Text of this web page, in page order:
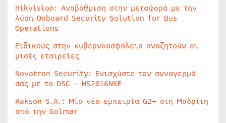
Hikvision: Αναβάθμιση στην μεταφορά με την
λύση Onboard Security Solution for Bus
Operations
Ειδικούς στην κυβερνοασφάλεια αναζητούν οι
μισές εταιρείες
Novatron Security: Ενισχύστε τον συναγερμό
σας με το DSC – HS2016NKE
Rakson S.A.: Μία νέα εμπειρία G2+ στη Μαδρίτη
από την Golmar